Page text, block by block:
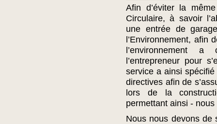
Afin d’éviter la
Circulaire, à savoir
une entrée de
l’Environnement, afin
l’environnement
l’entrepreneur pour
service a ainsi
directives afin de
lors de la
permettant ainsi -
Nous nous devons de